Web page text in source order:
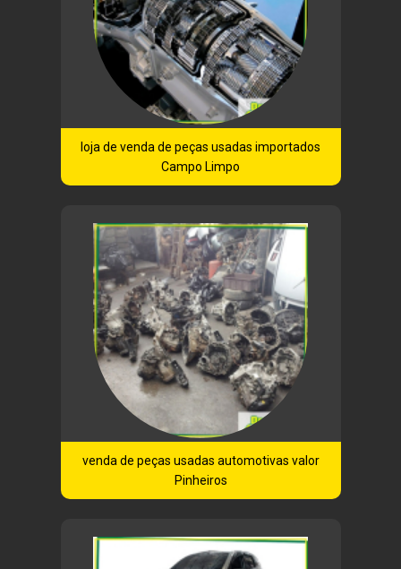
loja de venda de peças usadas importados
Campo Limpo
venda de peças usadas automotivas valor
Pinheiros